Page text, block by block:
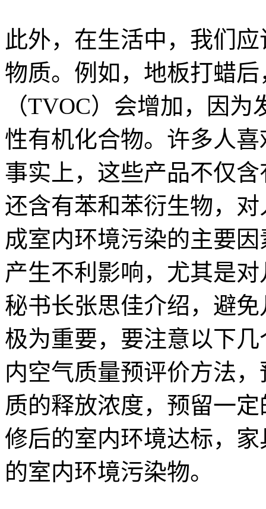
此外，在生活中，我们
物质。例如，地板打蜡
（TVOC）会增加，因
性有机化合物。许多人
事实上，这些产品不仅
还含有苯和苯衍生物，
成室内环境污染的主要
产生不利影响，尤其是
秘书长张思佳介绍，避
极为重要，要注意以下
内空气质量预评价方法
质的释放浓度，预留一
修后的室内环境达标，
的室内环境污染物。